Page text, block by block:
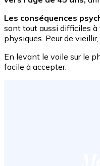
Les conséquences
sont tout aussi difficiles
physiques. Peur de
En levant le voile sur le
facile à accepter.